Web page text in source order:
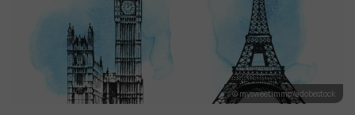
© mysweetimmo/adobestock